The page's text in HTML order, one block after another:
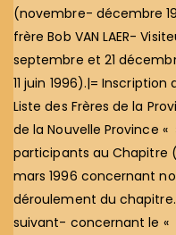
(novembre- décembre
frère Bob VAN LAER-
septembre et 21
11 juin 1996).|=
Liste des Frères de la
de la Nouvelle Province «
participants au Chapitre
mars 1996 concernant
déroulement du
suivant- concernant le «